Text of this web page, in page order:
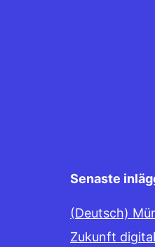
Senaste
(Deutsch)
Zukunft